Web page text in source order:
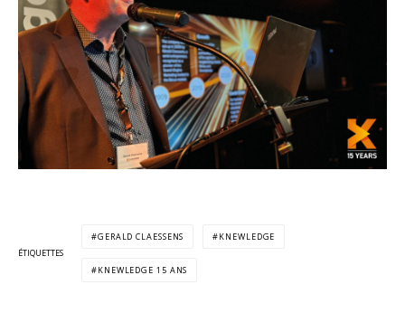
ÉTIQUETTES
GERALD CLAESSENS KNEWLEDGE
KNEWLEDGE 15 ANS